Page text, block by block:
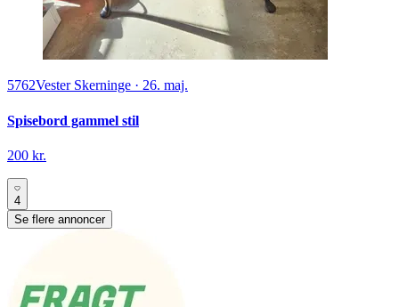
5762Vester Skerninge · 26. maj.
Spisebord gammel stil
200 kr.
4
Se flere annoncer